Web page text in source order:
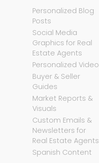
Personalized Blog
Posts
Social Media
Graphics for Real
Estate Agents
Personalized Video
Buyer & Seller
Guides
Market Reports &
Visuals
Custom Emails &
Newsletters for
Real Estate Agents
Spanish Content